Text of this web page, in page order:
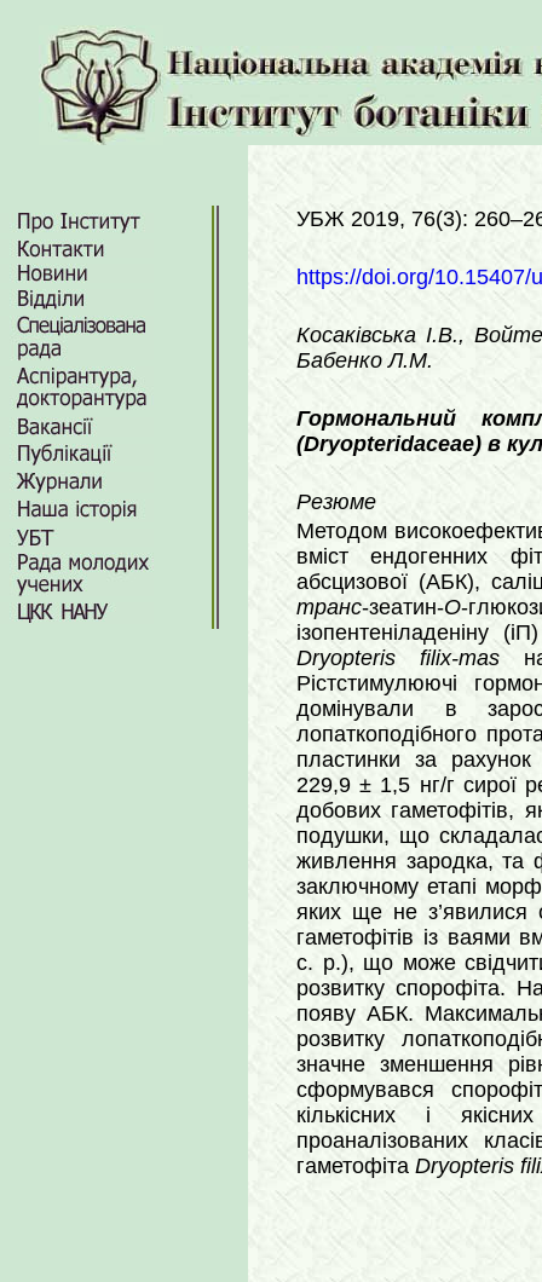
УБЖ 2019, 76(3):
https://doi.org/10.15407/
Косаківська І.В.,
Бабенко Л.М.
Гормональний
(Dryopteridaceae) в
Резюме
Методом
вміст ендогенних
абсцизової (АБК),
транс-зеатин-О-
ізопентеніладеніну
Dryopteris filix-mas
Рістстимулюючі
домінували в
лопаткоподібного
пластинки за
229,9 ± 1,5 нг/г сирої
добових гаметофітів,
подушки, що
живлення зародка, та
заключному етапі
яких ще не з’явилися
гаметофітів із ваями
с. р.), що може
розвитку спорофіта.
появу АБК.
розвитку
значне зменшення
сформувався
кількісних і
проаналізованих
гаметофіта Dryopteris